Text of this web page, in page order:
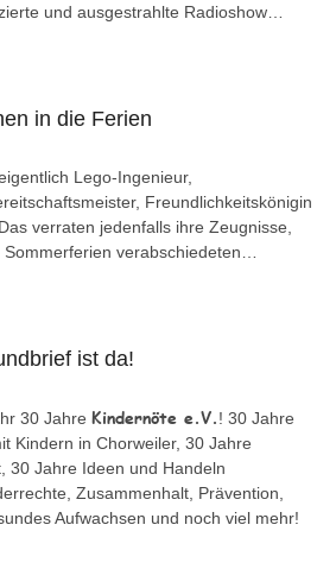
und ausgestrahlte Radioshow…
in die Ferien
Lego-Ingenieur,
Freundlichkeitskönigin
verraten jedenfalls ihre Zeugnisse,
verabschiedeten…
ist da!
30 Jahre Kindernöte e.V.! 30 Jahre
Kindern in Chorweiler, 30 Jahre
30 Jahre Ideen und Handeln
Zusammenhalt, Prävention,
Aufwachsen und noch viel mehr!